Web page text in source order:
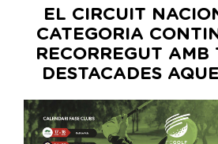
EL CIRCUIT
CATEGORIA
RECORREGUT AMB
DESTACADES